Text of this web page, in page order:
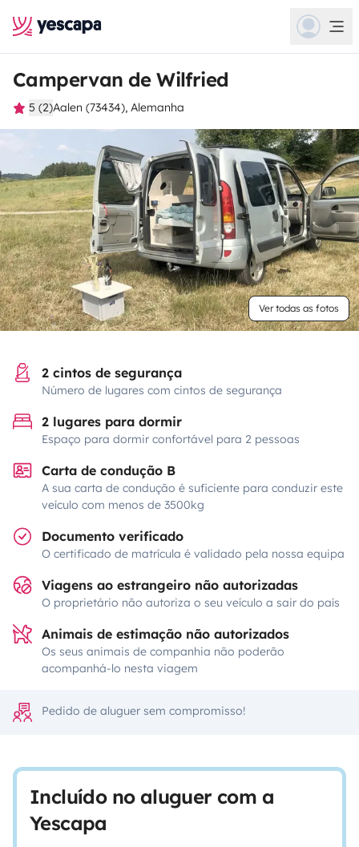
Campervan de Wilfried
5 (2)Aalen (73434), Alemanha
Ver todas as fotos
2 cintos de segurança
Número de lugares com cintos de segurança
2 lugares para dormir
Espaço para dormir confortável para 2 pessoas
Carta de condução B
A sua carta de condução é suficiente para conduzir este
veículo com menos de 3500kg
Documento verificado
O certificado de matrícula é validado pela nossa equipa
Viagens ao estrangeiro não autorizadas
O proprietário não autoriza o seu veículo a sair do país
Animais de estimação não autorizados
Os seus animais de companhia não poderão
acompanhá-lo nesta viagem
Pedido de aluguer sem compromisso!
Incluído no aluguer com a
Yescapa